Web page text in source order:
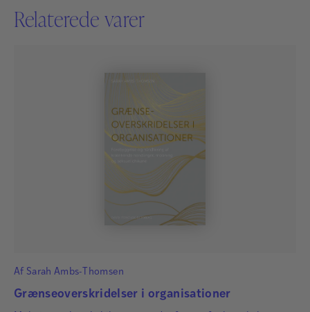
Vibeke Hartkorn
Relaterede varer
Af Sarah Ambs-Thomsen
Grænseoverskridelser i organisationer